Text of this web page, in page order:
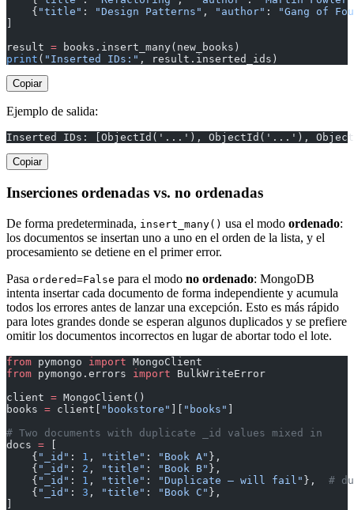
    {
"title" : "Design Patterns" , "author" :
"Gang of
]
result = books.insert_many(new_books)
print ( "Inserted IDs:" , result.inserted_ids)
Copiar
Ejemplo de salida:
Inserted IDs: [ObjectId('...'), ObjectId('...'),
Copiar
Inserciones ordenadas vs. no ordenadas
De forma predeterminada, insert_many() usa el modo ordenado:
los documentos se insertan uno a uno en el orden de la lista, y el
procesamiento se detiene en el primer error.
Pasa ordered=False para el modo no ordenado: MongoDB
intenta insertar cada documento de forma independiente y acumula
todos los errores antes de lanzar una excepción. Esto es más rápido
para lotes grandes donde se esperan algunos duplicados y se prefiere
omitir los documentos incorrectos en lugar de abortar todo el lote.
from pymongo import MongoClient
from pymongo.errors import BulkWriteError
client = MongoClient()
books = client[ "bookstore" "books"
# Two documents with duplicate _id values mixed in
docs =
    {
"_id" : 1 , "title" : "Book A" },
    {
"_id" : 2 , "title" : "Book B" },
    {
"_id" : 1 , "title" : "Duplicate — will fail" }, #
    {
"_id" : 3 , "title" : "Book C" },